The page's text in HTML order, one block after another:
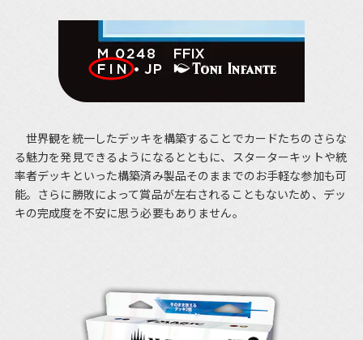
世界観を統一したデッキを構築することでカードたちのさらな
る魅力を発見できるようになるとともに、スターターキットや統
率者デッキといった構築済み製品そのままでのお手軽な参加も可
能。さらに勝敗によって賞品が左右されることもないため、デッ
キの完成度を不安に思う必要もありません。